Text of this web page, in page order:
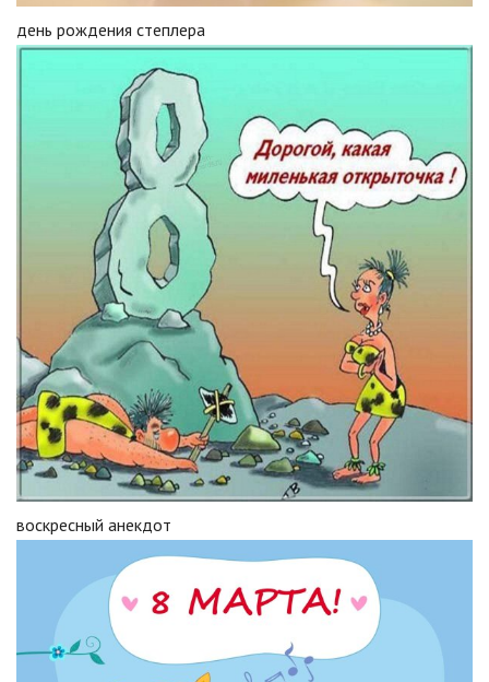
день рождения степлера
воскресный анекдот